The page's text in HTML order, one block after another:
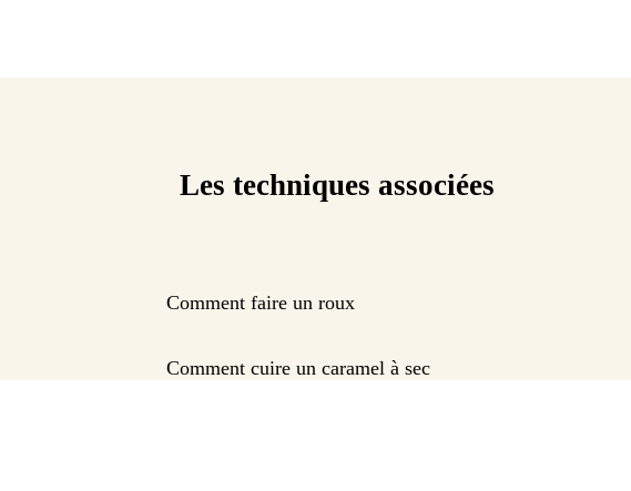
Les techniques associées
Comment faire un roux
Comment cuire un caramel à sec